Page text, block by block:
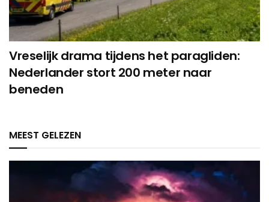
Vreselijk drama tijdens het paragliden:
Nederlander stort 200 meter naar
beneden
MEEST GELEZEN